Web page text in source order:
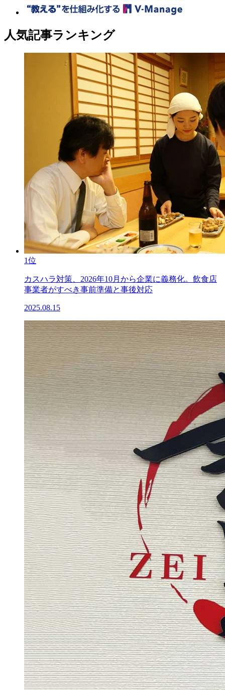
人気記事ランキング
1位
カスハラ対策、2026年10月から企業に義務化。飲食店
事業者がすべき事前準備と事後対応
2025.08.15